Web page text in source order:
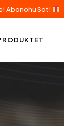
Abonohu Sot!